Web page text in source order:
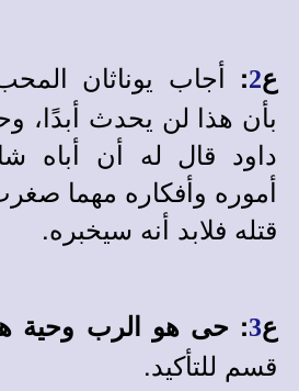
ع2
: أجاب يوناثان
بأن هذا لن يحدث أبدًا،
داود قال له أن أباه
أموره وأفكاره مهما
قتله فلابد أنه سيخبره.
ع3
: حى هو الرب وحية
قسم للتأكيد.